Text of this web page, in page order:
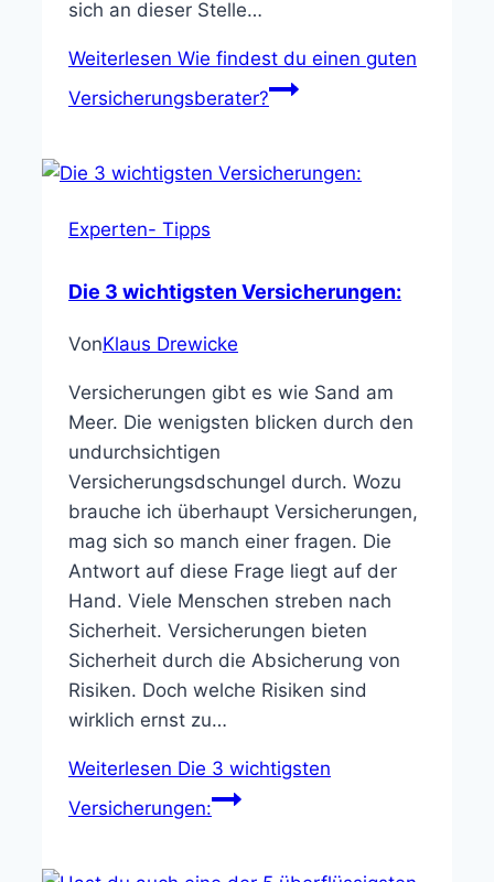
sich an dieser Stelle…
Weiterlesen Wie findest du einen guten
Versicherungsberater?
Experten- Tipps
Die 3 wichtigsten Versicherungen:
VonKlaus Drewicke
Versicherungen gibt es wie Sand am
Meer. Die wenigsten blicken durch den
undurchsichtigen
Versicherungsdschungel durch. Wozu
brauche ich überhaupt Versicherungen,
mag sich so manch einer fragen. Die
Antwort auf diese Frage liegt auf der
Hand. Viele Menschen streben nach
Sicherheit. Versicherungen bieten
Sicherheit durch die Absicherung von
Risiken. Doch welche Risiken sind
wirklich ernst zu…
Weiterlesen Die 3 wichtigsten
Versicherungen: